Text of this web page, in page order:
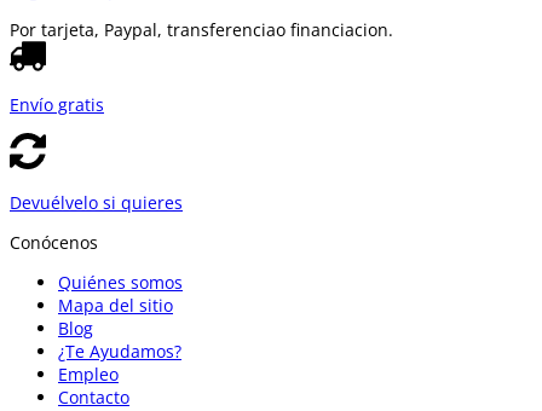
Por tarjeta, Paypal, transferenciao financiacion.
Envío gratis
Devuélvelo si quieres
Conócenos
Quiénes somos
Mapa del sitio
Blog
¿Te Ayudamos?
Empleo
Contacto